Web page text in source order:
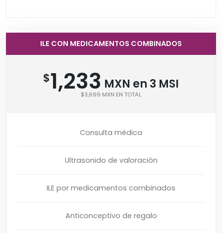
ILE CON MEDICAMENTOS COMBINADOS
$1,233 MXN en 3 MSI
$3,699 MXN EN TOTAL
Consulta médica
Ultrasonido de valoración
ILE por medicamentos combinados
Anticonceptivo de regalo